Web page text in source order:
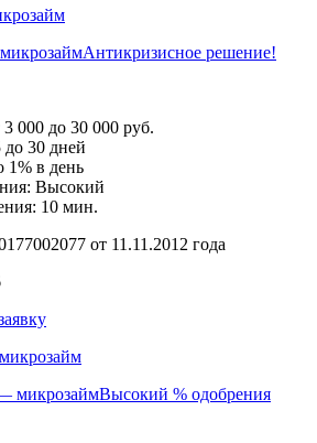
Антикризисное решение!
000 до 30 000 руб.
до 30 дней
1% в день
Высокий
10 мин.
от 11.11.2012 года
Высокий % одобрения